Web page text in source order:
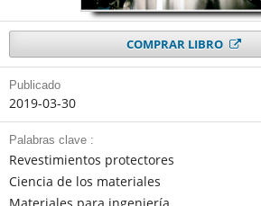
COMPRAR LIBRO
Publicado
2019-03-30
Palabras clave :
Revestimientos protectores
Ciencia de los materiales